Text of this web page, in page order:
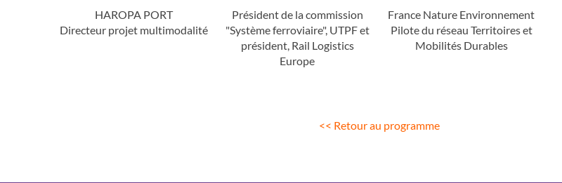
HAROPA PORT
Directeur projet multimodalité
Président de la commission
"Système ferroviaire", UTPF et
président, Rail Logistics
Europe
France Nature Environnement
Pilote du réseau Territoires et
Mobilités Durables
<< Retour au programme